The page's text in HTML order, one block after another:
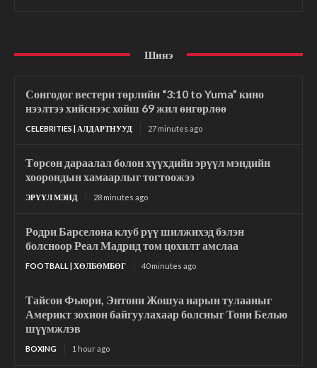
Шинэ
Сонгодог вестерн төрлийн “3:10 to Yuma” кино
нээлтээ хийснээс хойш 69 жил өнгөрлөө
CELEBRITIES | АЛДАРТНУУД 27 minutes ago
Төрсөн дараалал болон хүүхдийн эрүүл мэндийн
хоорондын хамаарлыг тогтоожээ
ЭРҮҮЛ МЭНД 28 minutes ago
Родри Барселона клуб рүү шилжихэд бэлэн
болсноор Реал Мадрид том цохилт амслаа
FOOTBALL | ХӨЛБӨМБӨГ 40 minutes ago
Тайсон Фьюри, Энтони Жошуа нарын тулааныг
Америкт зохион байгуулахаар болсныг Тони Белью
шүүмжлэв
BOXING 1 hour ago